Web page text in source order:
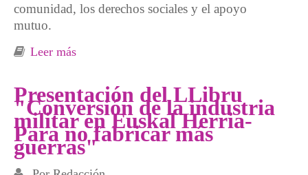
comunidad, los derechos sociales y el apoyo
mutuo.
Leer más
20 y 21 de febrero en Xixón, Asturies
Presentación del LLibru
"Conversión de la industria
militar en Euskal Herria-
Para no fabricar más
guerras"